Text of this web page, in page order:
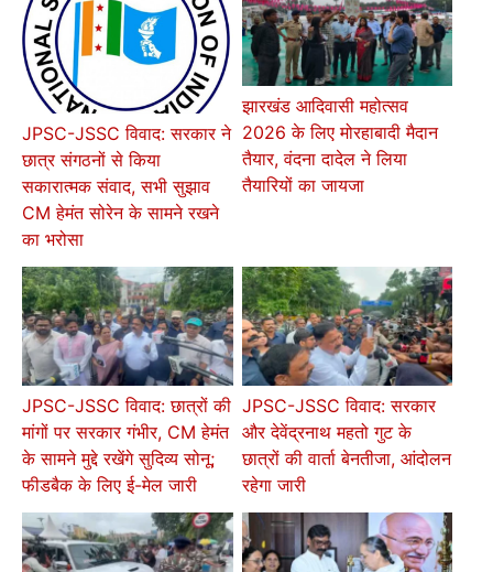
JPSC-JSSC विवाद: सरकार ने
छात्र संगठनों से किया
सकारात्मक संवाद, सभी सुझाव
CM हेमंत सोरेन के सामने रखने
का भरोसा
झारखंड आदिवासी महोत्सव
2026 के लिए मोरहाबादी मैदान
तैयार, वंदना दादेल ने लिया
तैयारियों का जायजा
JPSC-JSSC विवाद: छात्रों की
मांगों पर सरकार गंभीर, CM हेमंत
के सामने मुद्दे रखेंगे सुदिव्य सोनू;
फीडबैक के लिए ई-मेल जारी
JPSC-JSSC विवाद: सरकार
और देवेंद्रनाथ महतो गुट के
छात्रों की वार्ता बेनतीजा, आंदोलन
रहेगा जारी